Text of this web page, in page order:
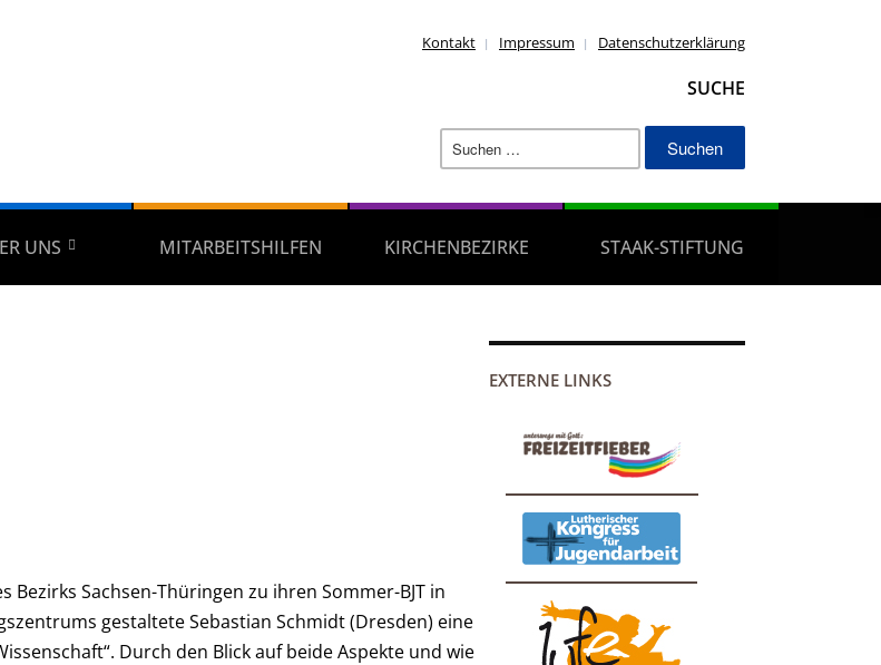
Kontakt Impressum Datenschutzerklärung
SUCHE
Suchen
nach:
UNS MITARBEITSHILFEN KIRCHENBEZIRKE STAAK-STIFTUNG
Bezirks Sachsen-Thüringen zu ihren Sommer-BJT in
gestaltete Sebastian Schmidt (Dresden) eine
Durch den Blick auf beide Aspekte und wie
EXTERNE LINKS